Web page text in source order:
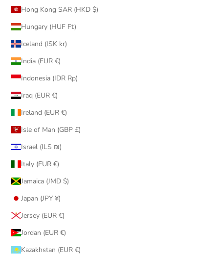
Hong Kong SAR (HKD $)
Hungary (HUF Ft)
Iceland (ISK kr)
India (EUR €)
Indonesia (IDR Rp)
Iraq (EUR €)
Ireland (EUR €)
Isle of Man (GBP £)
Israel (ILS ₪)
Italy (EUR €)
Jamaica (JMD $)
Japan (JPY ¥)
Jersey (EUR €)
Jordan (EUR €)
Kazakhstan (EUR €)